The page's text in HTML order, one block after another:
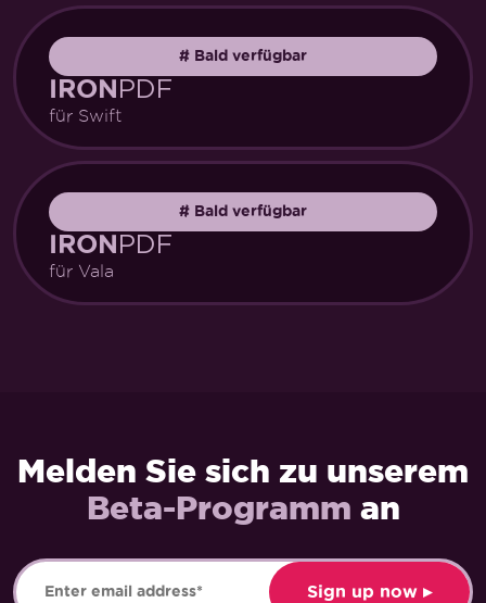
# Bald verfügbar
IRONPDF
für Swift
# Bald verfügbar
IRONPDF
für Vala
Melden Sie sich zu unserem
Beta-Programm an